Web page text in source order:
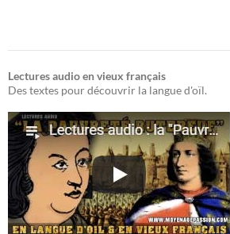
Lectures audio en vieux français
Des textes pour découvrir la langue d'oïl.